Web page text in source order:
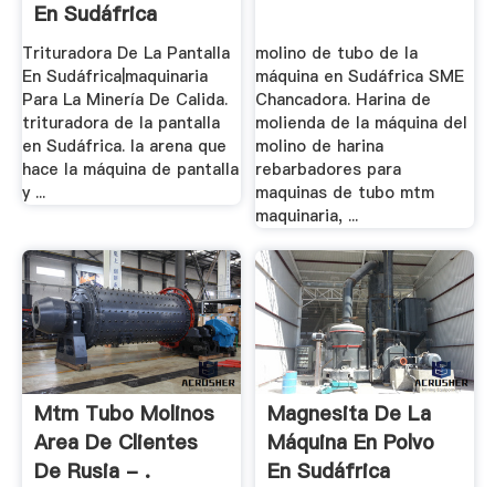
En Sudáfrica
Trituradora De La Pantalla
En Sudáfrica|maquinaria
Para La Minería De Calida.
trituradora de la pantalla
en Sudáfrica. la arena que
hace la máquina de pantalla
y ...
molino de tubo de la
máquina en Sudáfrica SME
Chancadora. Harina de
molienda de la máquina del
molino de harina
rebarbadores para
maquinas de tubo mtm
maquinaria, ...
Mtm Tubo Molinos
Area De Clientes
De Rusia - .
Magnesita De La
Máquina En Polvo
En Sudáfrica